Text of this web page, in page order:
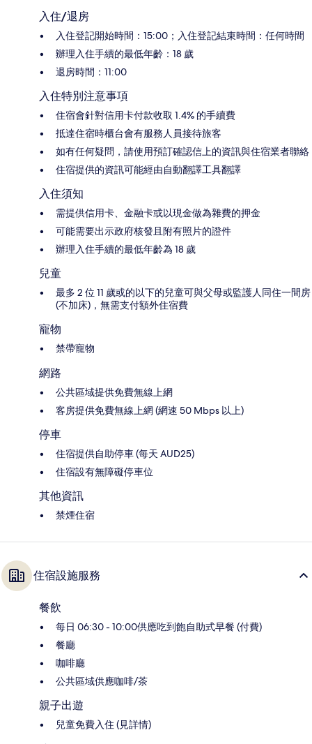
入住/退房
入住登記開始時間：15:00；入住登記結束時間：任何時間
辦理入住手續的最低年齡：18 歲
退房時間：11:00
入住特別注意事項
住宿會針對信用卡付款收取 1.4% 的手續費
抵達住宿時櫃台會有服務人員接待旅客
如有任何疑問，請使用預訂確認信上的資訊與住宿業者聯絡
住宿提供的資訊可能經由自動翻譯工具翻譯
入住須知
需提供信用卡、金融卡或以現金做為雜費的押金
可能需要出示政府核發且附有照片的證件
辦理入住手續的最低年齡為 18 歲
兒童
最多 2 位 11 歲或的以下的兒童可與父母或監護人同住一間房
(不加床)，無需支付額外住宿費
寵物
禁帶寵物
網路
公共區域提供免費無線上網
客房提供免費無線上網 (網速 50 Mbps 以上)
停車
住宿提供自助停車 (每天 AUD25)
住宿設有無障礙停車位
其他資訊
禁煙住宿
住宿設施服務
餐飲
每日 06:30 - 10:00供應吃到飽自助式早餐 (付費)
餐廳
咖啡廳
公共區域供應咖啡/茶
親子出遊
兒童免費入住 (見詳情)